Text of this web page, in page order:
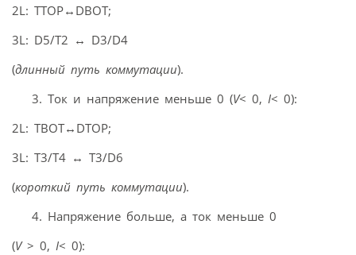
2L: TTOP↔ DBOT;
3L: D5/T2 ↔ D3/D4
(длинный путь коммутации).
Ток и напряжение меньше 0 (V< 0, I< 0):
2L: TBOT↔ DTOP;
3L: T3/T4 ↔ T3/D6
(короткий путь коммутации).
Напряжение больше, а ток меньше 0
(V> 0, I< 0):